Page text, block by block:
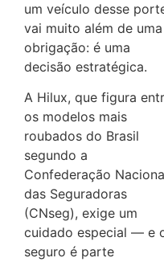
um veículo desse
vai muito além de uma
obrigação: é uma
decisão estratégica.
A Hilux, que figura
os modelos mais
roubados do Brasil
segundo a
Confederação
das Seguradoras
(CNseg), exige um
cuidado especial — e
seguro é parte